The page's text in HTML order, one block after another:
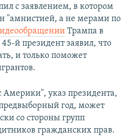
с заявлением, в котором
"амнистией, а не мерами по
Трампа в
й президент заявил, что
и только поможет
Америки", указ президента,
год, может
со стороны групп
гражданских прав.